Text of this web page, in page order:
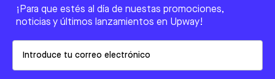
¡Para que estés al día de nuestas promociones,
noticias y últimos lanzamientos en Upway!